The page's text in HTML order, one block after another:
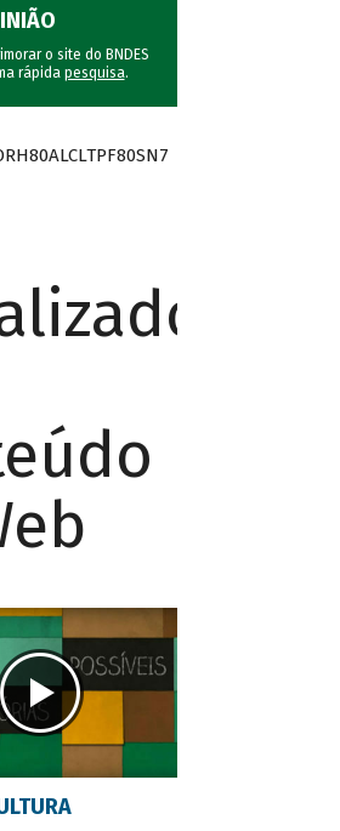
o site do BNDES
rápida pesquisa.